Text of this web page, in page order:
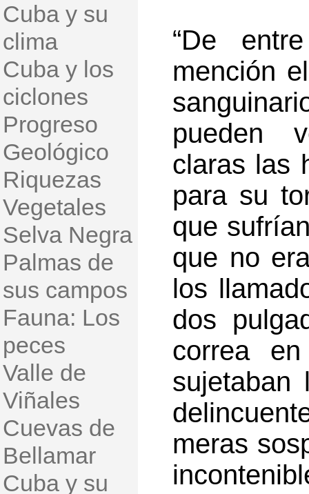
Cuba y su
clima
Cuba y los
ciclones
Progreso
Geológico
Riquezas
Vegetales
Selva Negra
Palmas de
sus campos
Fauna: Los
peces
Valle de
Viñales
Cuevas de
Bellamar
Cuba y su
“De
mención
pueden
claras las
para su
que
que no
los
dos
correa
sujetaban
meras